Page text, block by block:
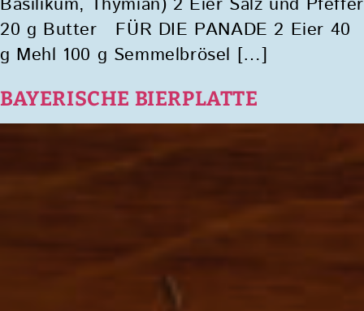
20 g Butter FÜR DIE PANADE 2 Eier 40
g Mehl 100 g Semmelbrösel […]
BAYERISCHE BIERPLATTE